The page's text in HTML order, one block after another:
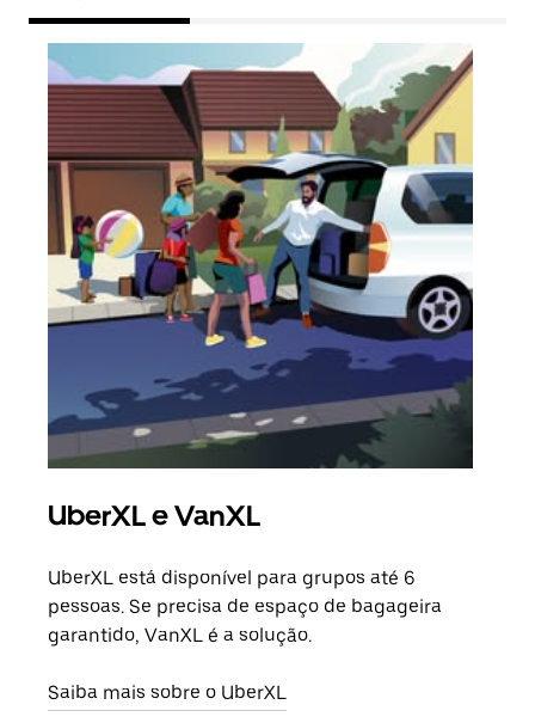
UberXL e VanXL
UberXL está disponível para grupos até 6
pessoas. Se precisa de espaço de bagageira
garantido, VanXL é a solução.
Saiba mais sobre o UberXL